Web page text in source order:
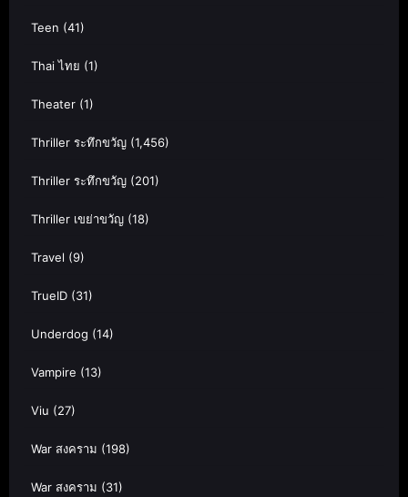
Teen (41)
Thai ไทย (1)
Theater (1)
Thriller ระทึกขวัญ (1,456)
Thriller ระทึกขวัญ (201)
Thriller เขย่าขวัญ (18)
Travel (9)
TrueID (31)
Underdog (14)
Vampire (13)
Viu (27)
War สงคราม (198)
War สงคราม (31)